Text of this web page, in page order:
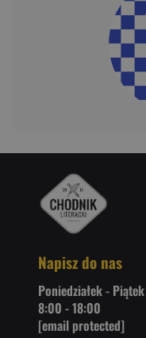
Napisz do nas
Poniedziałek - Piątek
8:00 - 18:00
[email protected]